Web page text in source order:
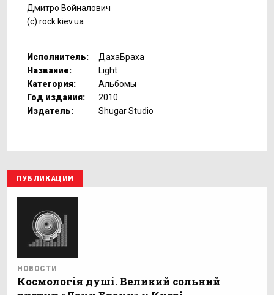
Дмитро Войналович
(c) rock.kiev.ua
Исполнитель:
ДахаБраха
Название:
Light
Категория:
Альбомы
Год издания:
2010
Издатель:
Shugar Studio
ПУБЛИКАЦИИ
НОВОСТИ
Космологія душі. Великий сольний